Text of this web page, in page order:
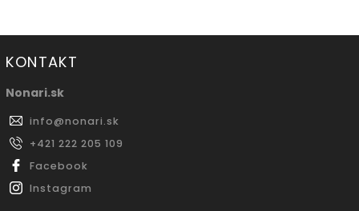
KONTAKT
Nonari.sk
info@nonari.sk
+421 222 205 109
Facebook
Instagram